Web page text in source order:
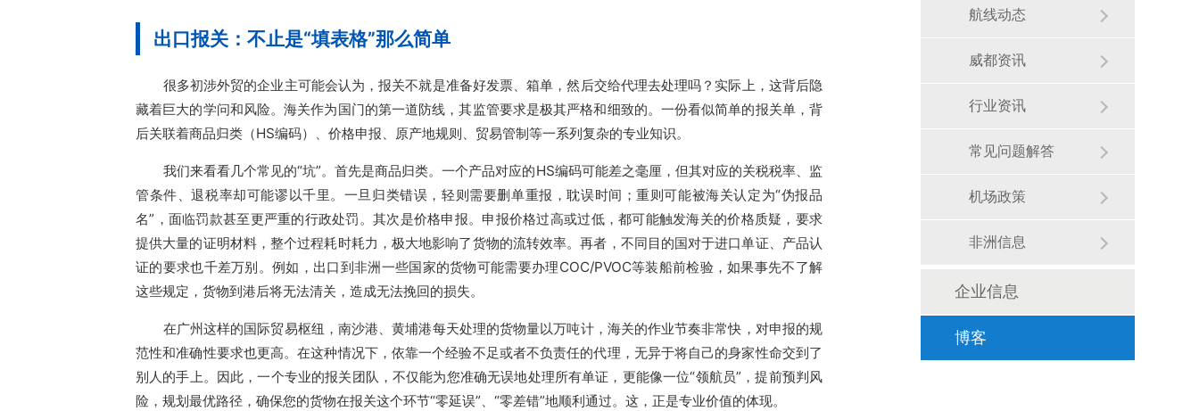
出口报关：不止是“填表格”那么简单
很多初涉外贸的企业主可能会认为，报关不就是准备好发票、箱单，然后交给代理去处理吗？实际上，这背后隐
藏着巨大的学问和风险。海关作为国门的第一道防线，其监管要求是极其严格和细致的。一份看似简单的报关单，背
后关联着商品归类（HS编码）、价格申报、原产地规则、贸易管制等一系列复杂的专业知识。
我们来看看几个常见的“坑”。首先是商品归类。一个产品对应的HS编码可能差之毫厘，但其对应的关税税率、监
管条件、退税率却可能谬以千里。一旦归类错误，轻则需要删单重报，耽误时间；重则可能被海关认定为“伪报品
名”，面临罚款甚至更严重的行政处罚。其次是价格申报。申报价格过高或过低，都可能触发海关的价格质疑，要求
提供大量的证明材料，整个过程耗时耗力，极大地影响了货物的流转效率。再者，不同目的国对于进口单证、产品认
证的要求也千差万别。例如，出口到非洲一些国家的货物可能需要办理COC/PVOC等装船前检验，如果事先不了解
这些规定，货物到港后将无法清关，造成无法挽回的损失。
在广州这样的国际贸易枢纽，南沙港、黄埔港每天处理的货物量以万吨计，海关的作业节奏非常快，对申报的规
范性和准确性要求也更高。在这种情况下，依靠一个经验不足或者不负责任的代理，无异于将自己的身家性命交到了
别人的手上。因此，一个专业的报关团队，不仅能为您准确无误地处理所有单证，更能像一位“领航员”，提前预判风
险，规划最优路径，确保您的货物在报关这个环节“零延误”、“零差错”地顺利通过。这，正是专业价值的体现。
航线动态
威都资讯
行业资讯
常见问题解答
机场政策
非洲信息
企业信息
博客